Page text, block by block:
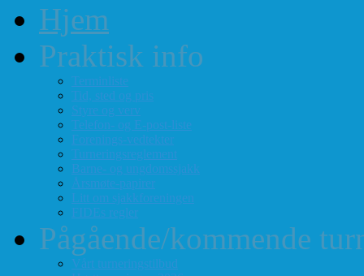
Hjem
Praktisk info
Terminliste
Tid, sted og pris
Styre og verv
Telefon- og E-post-liste
Forenings-vedtekter
Turneringsreglement
Barne- og ungdomssjakk
Årsmøte-papirer
Litt om sjakkforeningen
FIDEs regler
Pågående/kommende
Vårt turneringstilbud